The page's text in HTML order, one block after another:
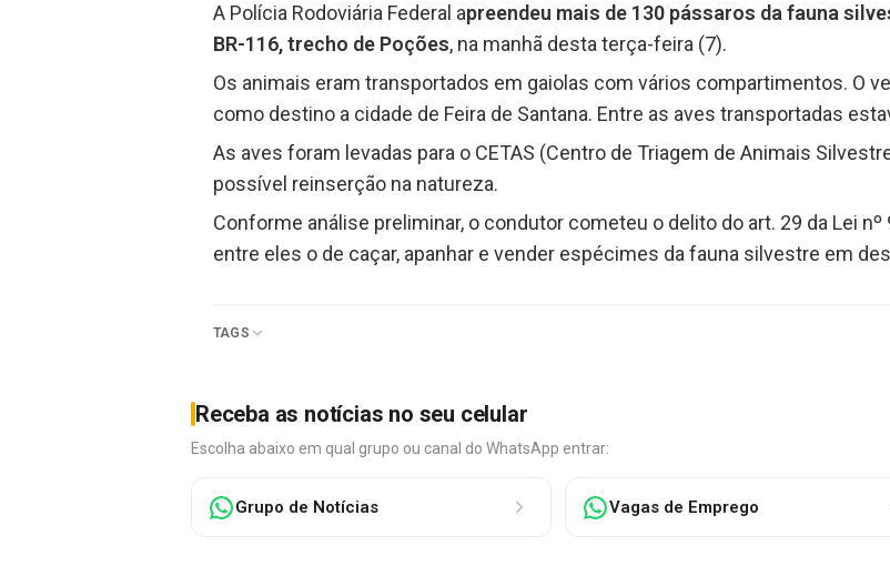
A Polícia Rodoviária Federal apreendeu mais de 130 pássaros da fauna
BR-116, trecho de Poções, na manhã desta terça-feira (7).
Os animais eram transportados em gaiolas com vários compartimentos. O
como destino a cidade de Feira de Santana. Entre as aves transportadas
As aves foram levadas para o CETAS (Centro de Triagem de Animais
possível reinserção na natureza.
Conforme análise preliminar, o condutor cometeu o delito do art. 29 da Lei
entre eles o de caçar, apanhar e vender espécimes da fauna silvestre em
TAGS
Receba as notícias no seu celular
Escolha abaixo em qual grupo ou canal do WhatsApp entrar:
Grupo de Notícias Vagas de Emprego